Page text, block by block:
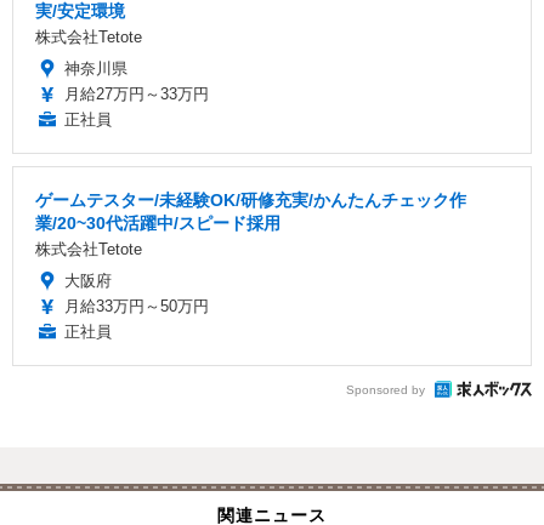
実/安定環境
株式会社Tetote
神奈川県
月給27万円～33万円
正社員
ゲームテスター/未経験OK/研修充実/かんたんチェック作
業/20~30代活躍中/スピード採用
株式会社Tetote
大阪府
月給33万円～50万円
正社員
Sponsored by
関連ニュース